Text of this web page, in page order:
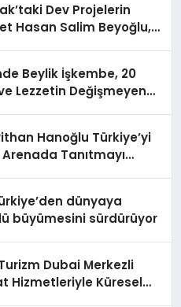
Dev Projelerin
Hasan Salim Beyoğlu,
Beylik İşkembe, 20
Lezzetin Değişmeyen
Hanoğlu Türkiye’yi
Tanıtmayı
dünyaya
büyümesini sürdürüyor
Dubai Merkezli
Hizmetleriyle Küresel